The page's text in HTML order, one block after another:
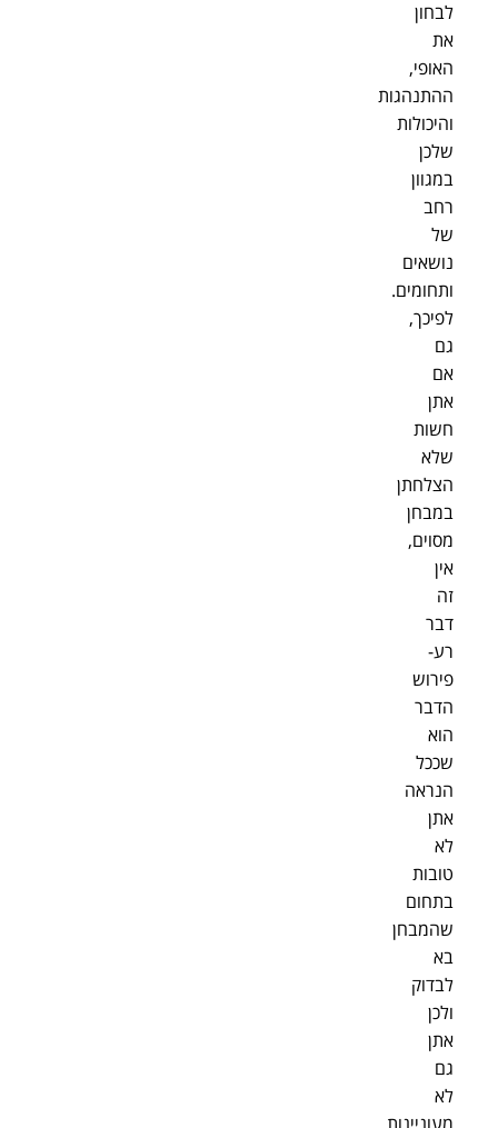
לבחון
את
האופי,
ההתנהגות
והיכולות
שלכן
במגוון
רחב
של
נושאים
ותחומים.
לפיכך,
גם
אם
אתן
חשות
שלא
הצלחתן
במבחן
מסוים,
אין
זה
דבר
רע-
פירוש
הדבר
הוא
שככל
הנראה
אתן
לא
טובות
בתחום
שהמבחן
בא
לבדוק
ולכן
אתן
גם
לא